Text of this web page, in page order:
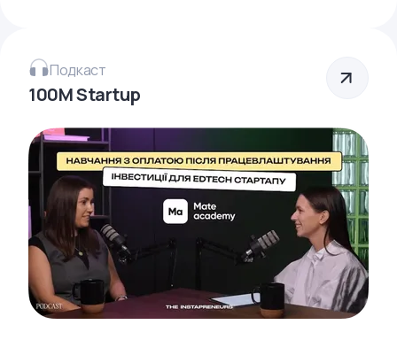
Подкаст
100M Startup